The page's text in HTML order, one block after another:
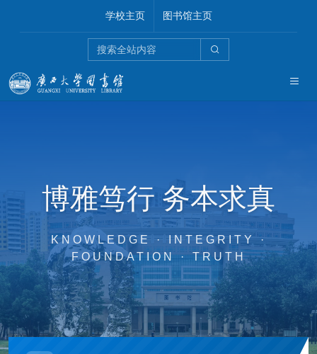
学校主页 图书馆主页
博雅笃行 务本求真
KNOWLEDGE · INTEGRITY ·
FOUNDATION · TRUTH